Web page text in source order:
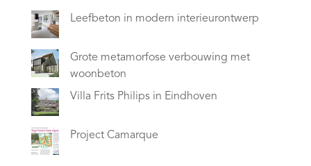
Leefbeton in modern interieurontwerp
Grote metamorfose verbouwing met
woonbeton
Villa Frits Philips in Eindhoven
Project Camarque